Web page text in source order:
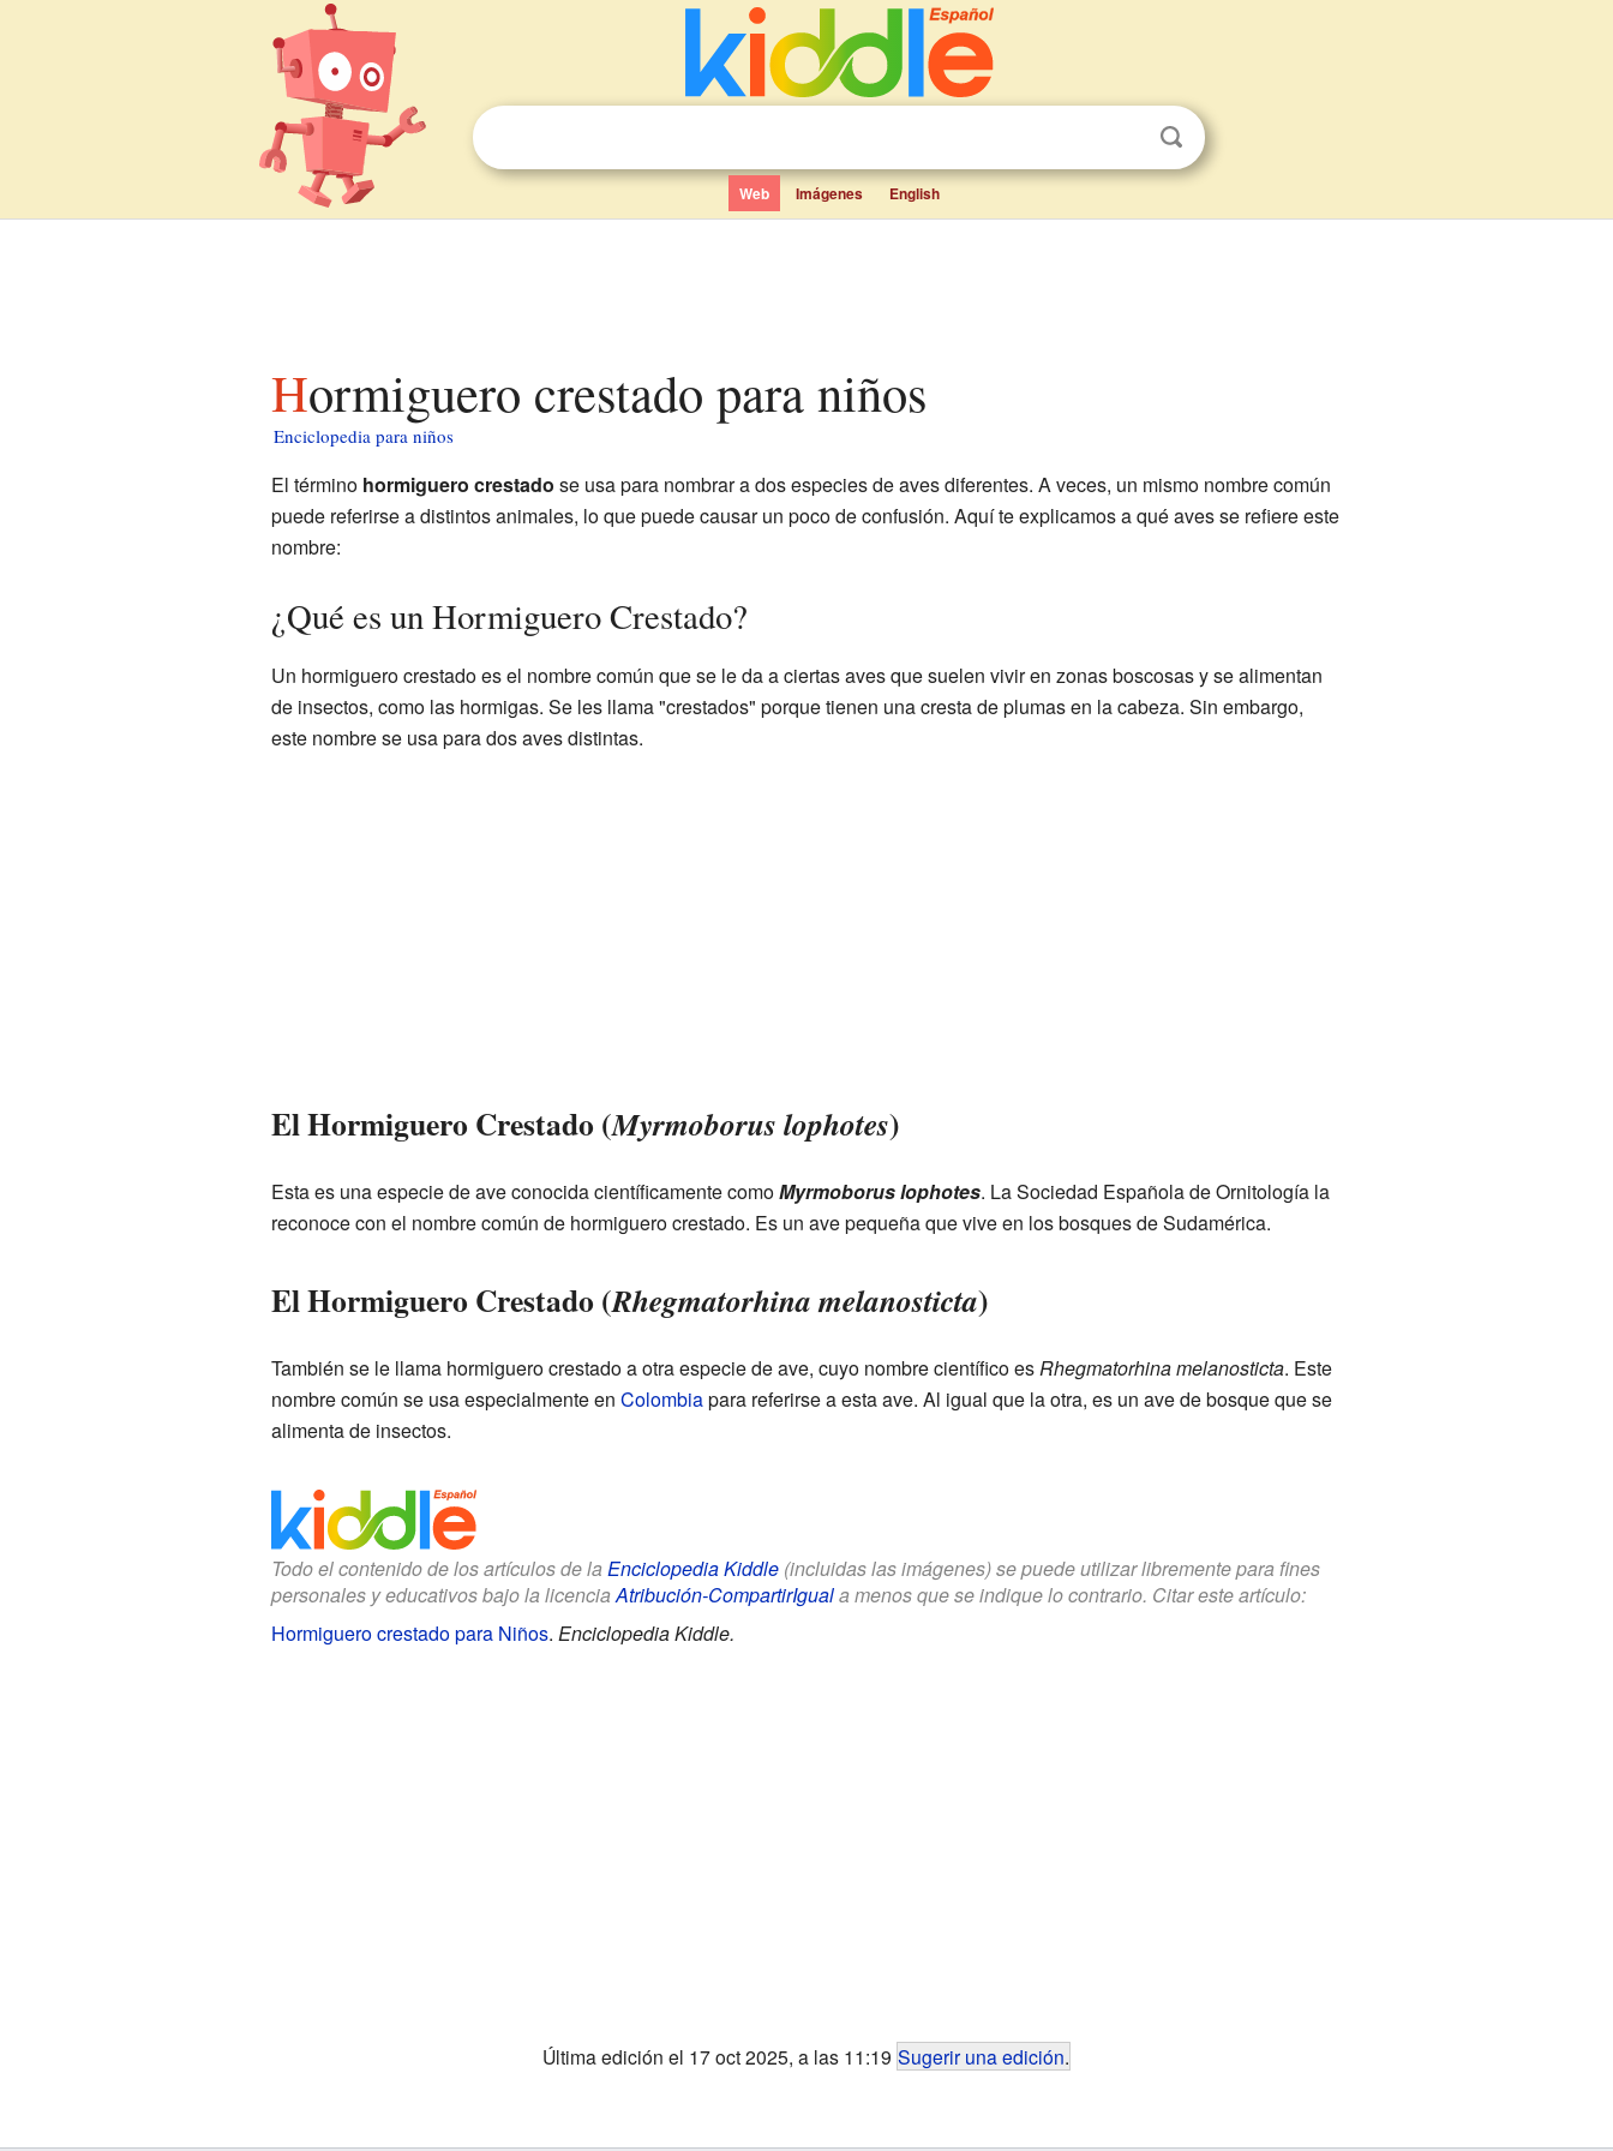
Web Imágenes English
Hormiguero crestado para niños
Enciclopedia para niños
El término hormiguero crestado se usa para nombrar a dos especies de aves diferentes. A veces, un mismo nombre común
puede referirse a distintos animales, lo que puede causar un poco de confusión. Aquí te explicamos a qué aves se refiere este
nombre:
¿Qué es un Hormiguero Crestado?
Un hormiguero crestado es el nombre común que se le da a ciertas aves que suelen vivir en zonas boscosas y se alimentan
de insectos, como las hormigas. Se les llama "crestados" porque tienen una cresta de plumas en la cabeza. Sin embargo,
este nombre se usa para dos aves distintas.
El Hormiguero Crestado (Myrmoborus lophotes)
Esta es una especie de ave conocida científicamente comoMyrmoborus lophotes. La Sociedad Española de Ornitología la
reconoce con el nombre común de hormiguero crestado. Es un ave pequeña que vive en los bosques de Sudamérica.
El Hormiguero Crestado (Rhegmatorhina melanosticta)
También se le llama hormiguero crestado a otra especie de ave, cuyo nombre científico esRhegmatorhina melanosticta. Este
nombre común se usa especialmente en Colombiapara referirse a esta ave. Al igual que la otra, es un ave de bosque que se
alimenta de insectos.
Todo el contenido de los artículos de la Enciclopedia Kiddle(incluidas las imágenes) se puede utilizar libremente para fines
personales y educativos bajo la licenciaAtribución-CompartirIguala menos que se indique lo contrario. Citar este artículo:
Hormiguero crestado para Niños. Enciclopedia Kiddle.
Última edición el 17 oct 2025, a las 11:19 Sugerir una edición.